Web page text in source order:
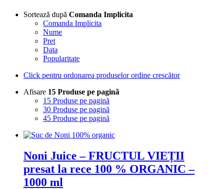
Sortează după Comanda Implicita
Comanda Implicita
Nume
Pret
Data
Popularitate
Click pentru ordonarea produselor ordine crescător
Afisare 15 Produse pe pagină
15 Produse pe pagină
30 Produse pe pagină
45 Produse pe pagină
Noni Juice – FRUCTUL VIEȚII
presat la rece 100 % ORGANIC –
1000 ml